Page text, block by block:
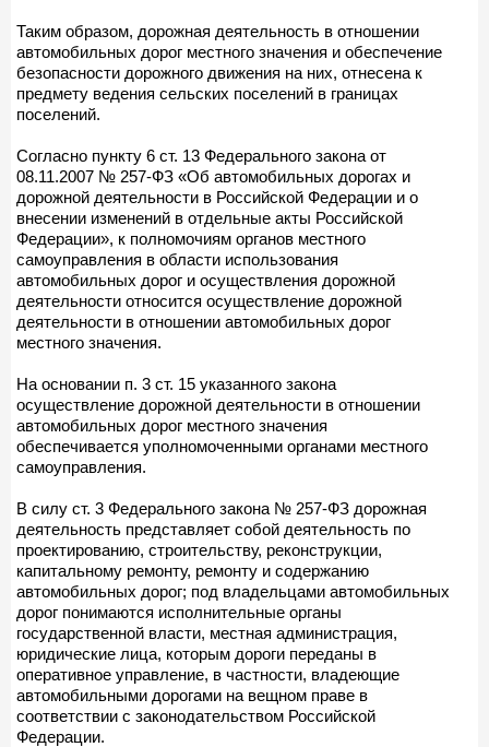
Таким образом, дорожная деятельность в отношении
автомобильных дорог местного значения и обеспечение
безопасности дорожного движения на них, отнесена к
предмету ведения сельских поселений в границах
поселений.
Согласно пункту 6 ст. 13 Федерального закона от
08.11.2007 № 257-ФЗ «Об автомобильных дорогах и
дорожной деятельности в Российской Федерации и о
внесении изменений в отдельные акты Российской
Федерации», к полномочиям органов местного
самоуправления в области использования
автомобильных дорог и осуществления дорожной
деятельности относится осуществление дорожной
деятельности в отношении автомобильных дорог
местного значения.
На основании п. 3 ст. 15 указанного закона
осуществление дорожной деятельности в отношении
автомобильных дорог местного значения
обеспечивается уполномоченными органами местного
самоуправления.
В силу ст. 3 Федерального закона № 257-ФЗ дорожная
деятельность представляет собой деятельность по
проектированию, строительству, реконструкции,
капитальному ремонту, ремонту и содержанию
автомобильных дорог; под владельцами автомобильных
дорог понимаются исполнительные органы
государственной власти, местная администрация,
юридические лица, которым дороги переданы в
оперативное управление, в частности, владеющие
автомобильными дорогами на вещном праве в
соответствии с законодательством Российской
Федерации.